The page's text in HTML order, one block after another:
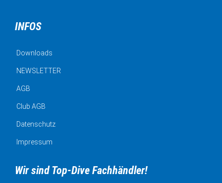
INFOS
Downloads
NEWSLETTER
AGB
Club AGB
Datenschutz
Impressum
Wir sind Top-Dive Fachhändler!